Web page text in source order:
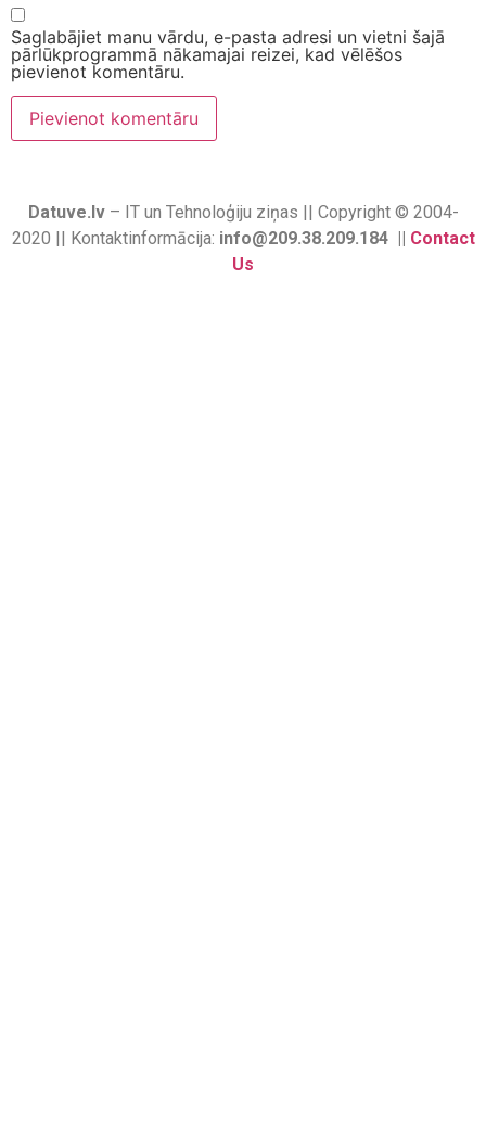
Saglabājiet manu vārdu, e-pasta adresi un vietni šajā
pārlūkprogrammā nākamajai reizei, kad vēlēšos
pievienot komentāru.
Datuve.lv– IT un Tehnoloģiju ziņas || Copyright © 2004-
2020 || Kontaktinformācija: info@209.38.209.184 || Contact
Us